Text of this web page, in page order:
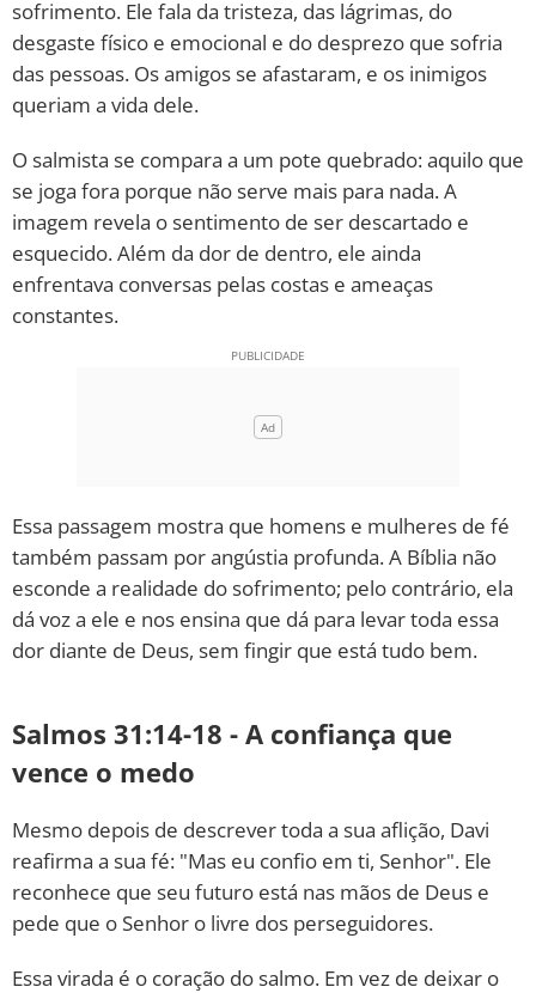
sofrimento. Ele fala da tristeza, das lágrimas, do
desgaste físico e emocional e do desprezo que sofria
das pessoas. Os amigos se afastaram, e os inimigos
queriam a vida dele.
O salmista se compara a um pote quebrado: aquilo que
se joga fora porque não serve mais para nada. A
imagem revela o sentimento de ser descartado e
esquecido. Além da dor de dentro, ele ainda
enfrentava conversas pelas costas e ameaças
constantes.
Essa passagem mostra que homens e mulheres de fé
também passam por angústia profunda. A Bíblia não
esconde a realidade do sofrimento; pelo contrário, ela
dá voz a ele e nos ensina que dá para levar toda essa
dor diante de Deus, sem fingir que está tudo bem.
Salmos 31:14-18 - A confiança que
vence o medo
Mesmo depois de descrever toda a sua aflição, Davi
reafirma a sua fé: "Mas eu confio em ti, Senhor". Ele
reconhece que seu futuro está nas mãos de Deus e
pede que o Senhor o livre dos perseguidores.
Essa virada é o coração do salmo. Em vez de deixar o